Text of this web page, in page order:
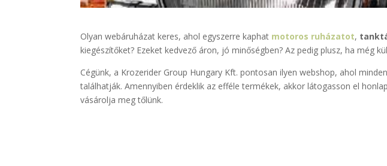
Olyan webáruházat keres, ahol egyszerre kaphat motoros ruházatot,
kiegészítőket? Ezeket kedvező áron, jó minőségben? Az pedig plusz, ha még
Cégünk, a Krozerider Group Hungary Kft. pontosan ilyen webshop, ahol
találhatják. Amennyiben érdeklik az efféle termékek, akkor látogasson el
vásárolja meg tőlünk.